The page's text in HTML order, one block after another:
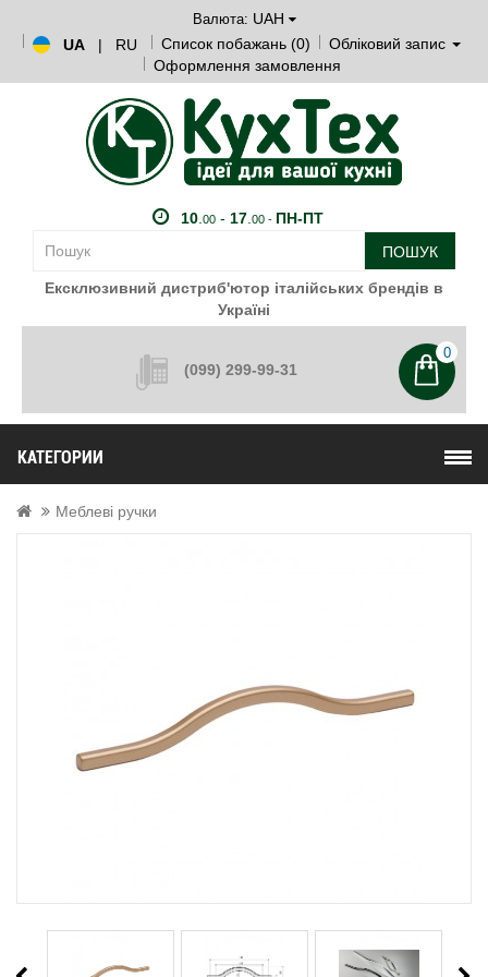
Валюта: UAH
UA
| RU Список побажань (0)
Обліковий запис
Оформлення замовлення
10. 00- 17. 00 - ПН-ПТ
ПОШУК
Ексклюзивний дистриб'ютор італійських брендів в
Україні
(099) 299-99-31
0
КАТЕГОРИИ
Меблеві ручки